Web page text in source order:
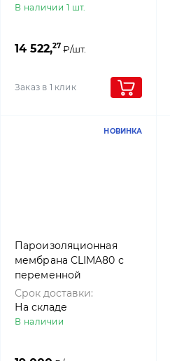
В наличии 1 шт.
14 522,27 ₽/шт.
Заказ в 1 клик
НОВИНКА
Пароизоляционная
мембрана CLIMA80 с
переменной
диффузией, 1,5х50м,
Rothoblaas
Срок доставки:
На складе
В наличии